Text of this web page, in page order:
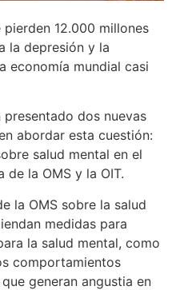
12.000 millones
la depresión y la
economía mundial casi
dos nuevas
abordar esta cuestión:
salud mental en el
la OMS y la OIT.
la OMS sobre la salud
medidas para
la salud mental, como
comportamientos
generan angustia en